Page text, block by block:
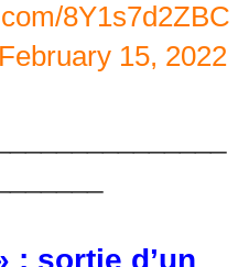
8Y1s7d2ZBC
February 15, 2022
: sortie d’un